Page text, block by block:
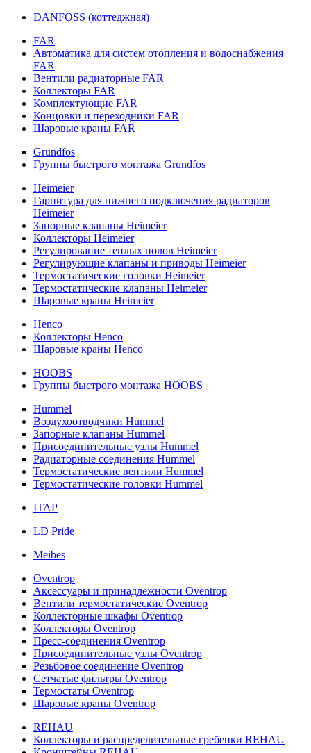
DANFOSS (коттеджная)
FAR
Автоматика для систем отопления и водоснабжения
FAR
Вентили радиаторные FAR
Коллекторы FAR
Комплектующие FAR
Концовки и переходники FAR
Шаровые краны FAR
Grundfos
Группы быстрого монтажа Grundfos
Heimeier
Гарнитура для нижнего подключения радиаторов
Heimeier
Запорные клапаны Heimeier
Коллекторы Heimeier
Регулирование теплых полов Heimeier
Регулирующие клапаны и приводы Heimeier
Термостатические головки Heimeier
Термостатические клапаны Heimeier
Шаровые краны Heimeier
Henco
Коллекторы Henco
Шаровые краны Henco
HOOBS
Группы быстрого монтажа HOOBS
Hummel
Воздухоотводчики Hummel
Запорные клапаны Hummel
Присоединительные узлы Hummel
Радиаторные соединения Hummel
Термостатические вентили Hummel
Термостатические головки Hummel
ITAP
LD Pride
Meibes
Oventrop
Аксессуары и принадлежности Oventrop
Вентили термостатические Oventrop
Коллекторные шкафы Oventrop
Коллекторы Oventrop
Пресс-соединения Oventrop
Присоединительные узлы Oventrop
Резьбовое соединение Oventrop
Сетчатые фильтры Oventrop
Термостаты Oventrop
Шаровые краны Oventrop
REHAU
Коллекторы и распределительные гребенки REHAU